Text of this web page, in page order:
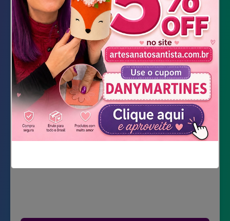
Linha de crochê preta
Agulha
Cola de silicone líquida
Cola quente
Tesoura
Baixar Moldes